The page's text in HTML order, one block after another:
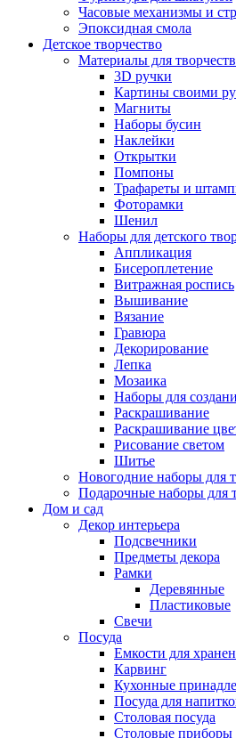
Часовые механизмы и
Эпоксидная смола
Детское творчество
Материалы для
3D ручки
Картины своими
Магниты
Наборы бусин
Наклейки
Открытки
Помпоны
Трафареты и
Фоторамки
Шенил
Наборы для детского
Аппликация
Бисероплетение
Витражная роспись
Вышивание
Вязание
Гравюра
Декорирование
Лепка
Мозаика
Наборы для
Раскрашивание
Раскрашивание
Рисование светом
Шитье
Новогодние наборы для
Подарочные наборы для
Дом и сад
Декор интерьера
Подсвечники
Предметы декора
Рамки
Деревянные
Пластиковые
Свечи
Посуда
Емкости для
Карвинг
Кухонные
Посуда для
Столовая посуда
Столовые приборы